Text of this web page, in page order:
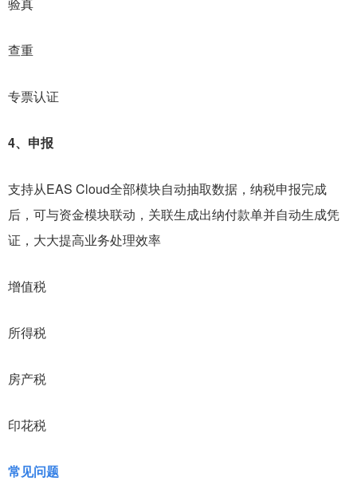
验真
查重
专票认证
4、申报
支持从EAS Cloud全部模块自动抽取数据，纳税申报完成
后，可与资金模块联动，关联生成出纳付款单并自动生成凭
证，大大提高业务处理效率
增值税
所得税
房产税
印花税
常见问题